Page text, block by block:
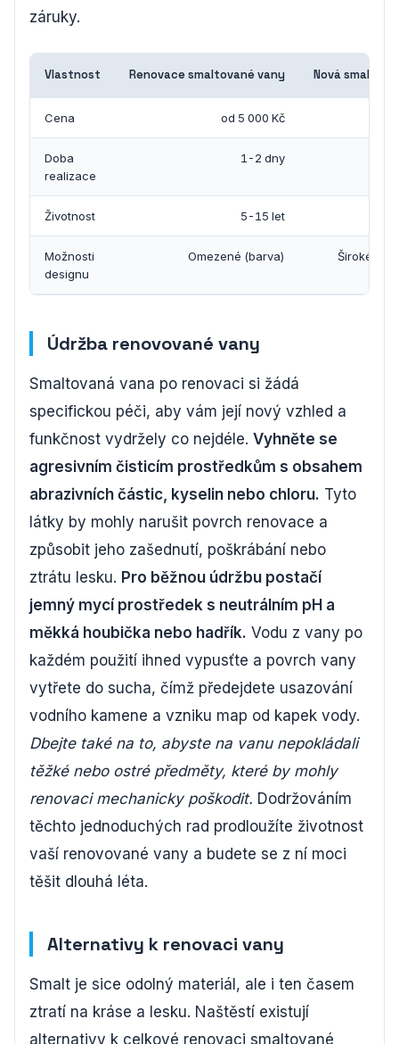
záruky.
Vlastnost Renovace smaltované vany Nová
Cena od 5 000 Kč
Doba
realizace
1-2 dny
Životnost 5-15 let
Možnosti
designu
Omezené (barva)
Široké
Údržba renovované vany
Smaltovaná vana po renovaci si žádá
specifickou péči, aby vám její nový vzhled a
funkčnost vydržely co nejdéle. Vyhněte se
agresivním čisticím prostředkům s obsahem
abrazivních částic, kyselin nebo chloru. Tyto
látky by mohly narušit povrch renovace a
způsobit jeho zašednutí, poškrábání nebo
ztrátu lesku. Pro běžnou údržbu postačí
jemný mycí prostředek s neutrálním pH a
měkká houbička nebo hadřík. Vodu z vany po
každém použití ihned vypusťte a povrch vany
vytřete do sucha, čímž předejdete usazování
vodního kamene a vzniku map od kapek vody.
Dbejte také na to, abyste na vanu nepokládali
těžké nebo ostré předměty, které by mohly
renovaci mechanicky poškodit. Dodržováním
těchto jednoduchých rad prodloužíte životnost
vaší renovované vany a budete se z ní moci
těšit dlouhá léta.
Alternativy k renovaci vany
Smalt je sice odolný materiál, ale i ten časem
ztratí na kráse a lesku. Naštěstí existují
alternativy k celkové renovaci smaltované